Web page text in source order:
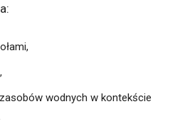
wodnych w kontekście